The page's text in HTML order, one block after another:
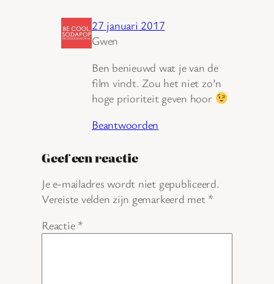
27 januari 2017
Gwen
Ben benieuwd wat je van de
film vindt. Zou het niet zo’n
hoge prioriteit geven hoor
Beantwoorden
Geef een reactie
Je e-mailadres wordt niet gepubliceerd.
Vereiste velden zijn gemarkeerd met *
Reactie *